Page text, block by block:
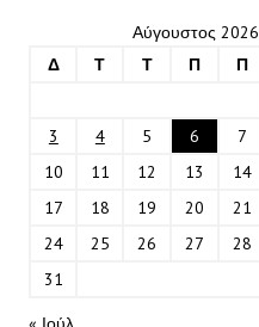
Αύγουστος 2026
Δ
Τ Τ Π Π
3
4 5 6 7
10
11 12 13 14
17
18 19 20 21
24
25 26 27 28
31